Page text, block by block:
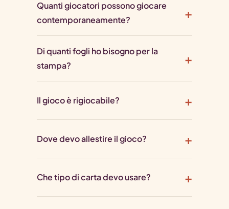
Quanti giocatori possono giocare
contemporaneamente?
Di quanti fogli ho bisogno per la
stampa?
Il gioco è rigiocabile?
Dove devo allestire il gioco?
Che tipo di carta devo usare?